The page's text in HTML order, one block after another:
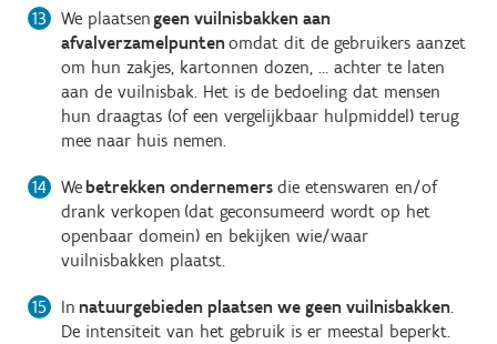
We plaatsen geen vuilnisbakken aan
afvalverzamelpuntenomdat dit de gebruikers aanzet
om hun zakjes, kartonnen dozen, … achter te laten
aan de vuilnisbak. Het is de bedoeling dat mensen
hun draagtas (of een vergelijkbaar hulpmiddel) terug
mee naar huis nemen.
We betrekken ondernemers die etenswaren en/of
drank verkopen (dat geconsumeerd wordt op het
openbaar domein) en bekijken wie/waar
vuilnisbakken plaatst.
In natuurgebieden plaatsen we geen vuilnisbakken.
De intensiteit van het gebruik is er meestal beperkt.